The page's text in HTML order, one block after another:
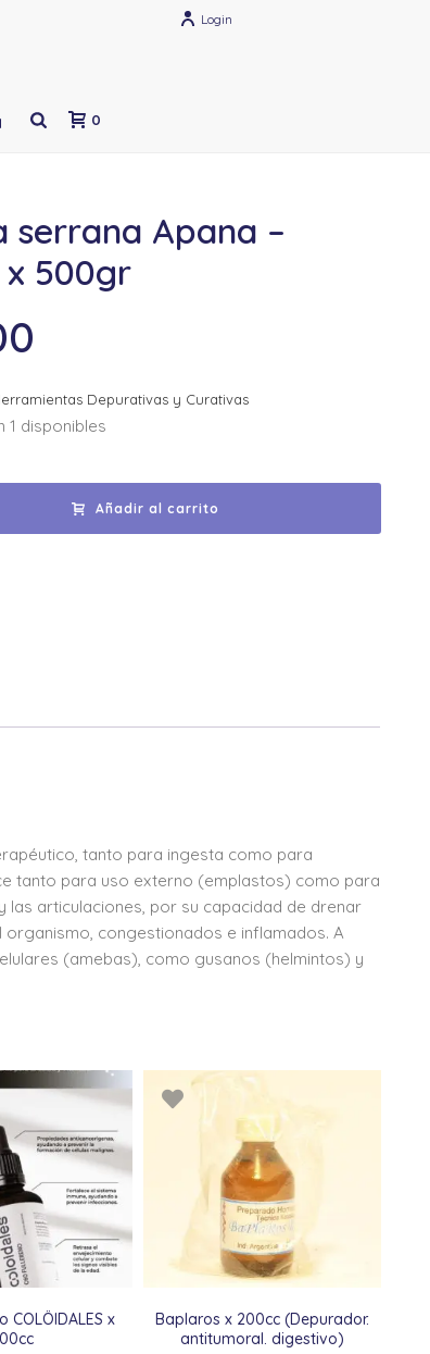
Login
0
serrana Apana –
x 500gr
Depurativas y Curativas
1 disponibles
Añadir al carrito
tanto para ingesta como para
tanto para uso externo (emplastos) como para
articulaciones, por su capacidad de drenar
congestionados e inflamados. A
(amebas), como gusanos (helmintos) y
COLÖIDALES x
Baplaros x 200cc (Depurador.
antitumoral. digestivo)